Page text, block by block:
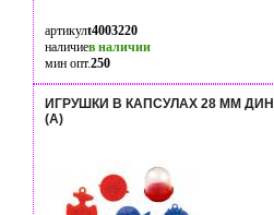
артикулt4003220
наличиев наличии
мин опт.250
ИГРУШКИ В КАПСУЛАХ 28 ММ
(А)